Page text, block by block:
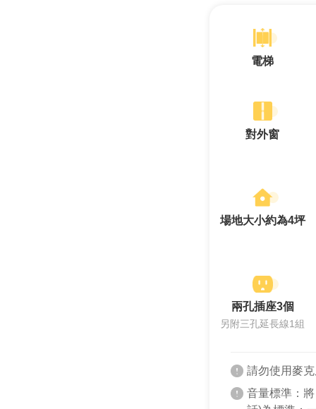
電梯
對外窗
場地大小約為4坪
兩孔插座3個
另附三孔延長線1組
請勿使用麥
音量標準：